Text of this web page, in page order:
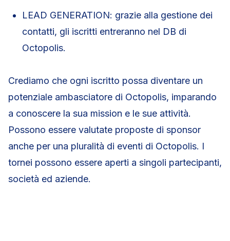
LEAD GENERATION: grazie alla gestione dei
contatti, gli iscritti entreranno nel DB di
Octopolis.
Crediamo che ogni iscritto possa diventare un
potenziale ambasciatore di Octopolis, imparando
a conoscere la sua mission e le sue attività.
Possono essere valutate proposte di sponsor
anche per una pluralità di eventi di Octopolis. I
tornei possono essere aperti a singoli partecipanti,
società ed aziende.